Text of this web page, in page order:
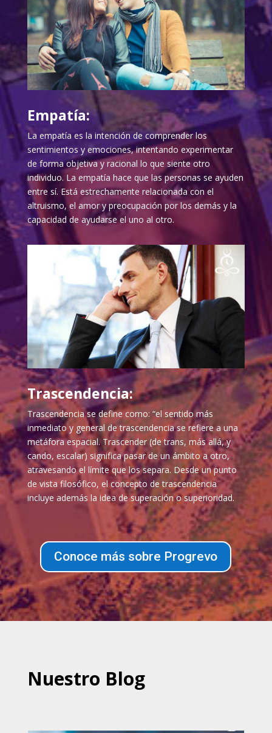
Empatía:
La empatía es la intención de comprender los
sentimientos y emociones, intentando experimentar
de forma objetiva y racional lo que siente otro
individuo. La empatía hace que las personas se ayuden
entre sí. Está estrechamente relacionada con el
altruismo, el amor y preocupación por los demás y la
capacidad de ayudarse el uno al otro.
Trascendencia:
Trascendencia se define como: “el sentido más
inmediato y general de trascendencia se refiere a una
metáfora espacial. Trascender (de trans, más allá, y
cando, escalar) significa pasar de un ámbito a otro,
atravesando el límite que los separa. Desde un punto
de vista filosófico, el concepto de trascendencia
incluye además la idea de superación o superioridad.
Conoce más sobre Progrevo
Nuestro Blog